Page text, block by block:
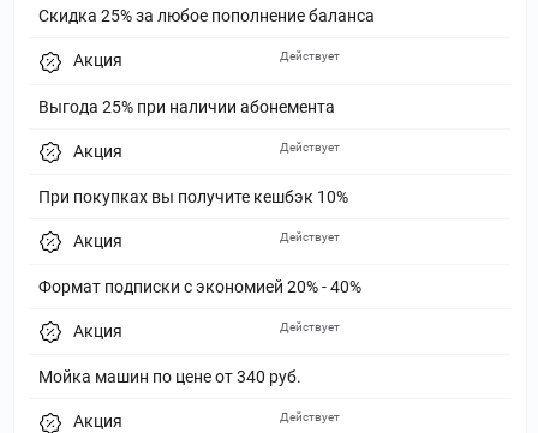
Скидка 25% за любое пополнение баланса
Акция
Выгода 25% при наличии абонемента
Действует
Акция
При покупках вы получите кешбэк 10%
Действует
Акция
Формат подписки с экономией 20% - 40%
Действует
Акция
Мойка машин по цене от 340 руб.
Действует
Акция Действует